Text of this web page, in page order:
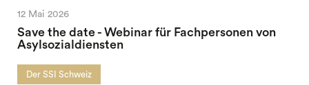
12 Mai 2026
Save the date - Webinar für Fachpersonen von
Asylsozialdiensten
Der SSI Schweiz